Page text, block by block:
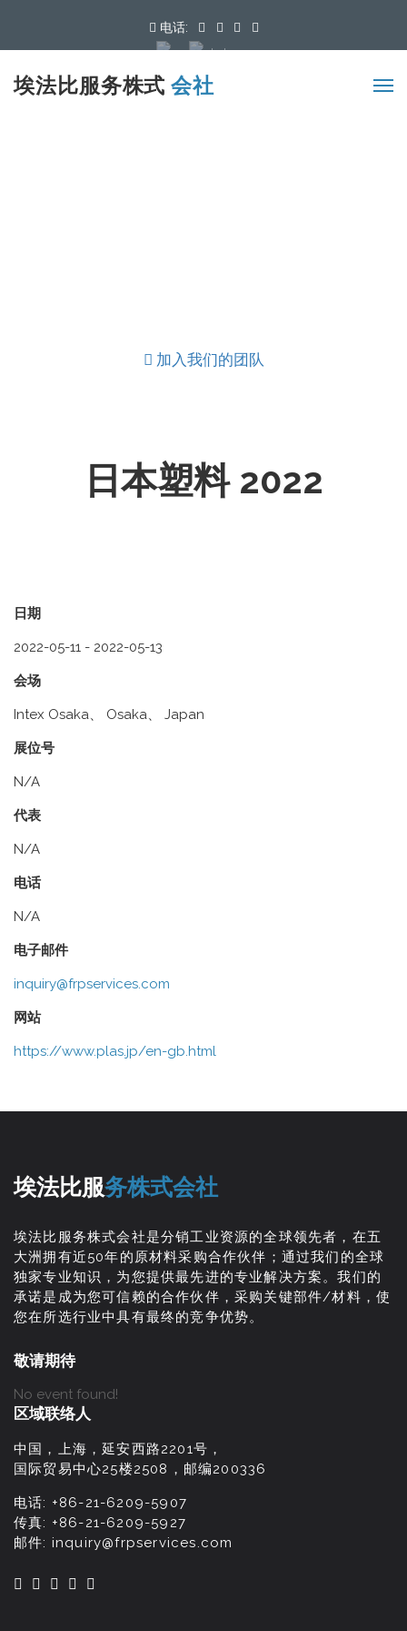
电话:
可用语言
埃法比服务株式会社
加入我们的团队
日本塑料 2022
日期
2022-05-11 - 2022-05-13
会场
Intex Osaka、 Osaka、 Japan
展位号
N/A
代表
N/A
电话
N/A
电子邮件
inquiry@frpservices.com
网站
https://www.plas.jp/en-gb.html
埃法比服务株式会社
埃法比服务株式会社是分销工业资源的全球领先者，在五
大洲拥有近50年的原材料采购合作伙伴；通过我们的全球
独家专业知识，为您提供最先进的专业解决方案。我们的
承诺是成为您可信赖的合作伙伴，采购关键部件/材料，使
您在所选行业中具有最终的竞争优势。
敬请期待
No event found!
区域联络人
中国，上海，延安西路2201号，
国际贸易中心25楼2508，邮编200336
电话: +86-21-6209-5907
传真: +86-21-6209-5927
邮件: inquiry@frpservices.com